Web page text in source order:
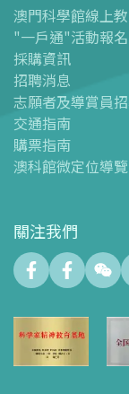
- 導覽圖
- 澳科館微定位導覽
場館設施
- 科學館兒童世界
- 展覽中心
- 天文館
- 會議中心
數字化製造實驗
- 網絡實驗室
創客空間
- 智學園地
十五號展廳
- 科創育才綜合空
澳門科學館線上
"一戶通"活動報名
採購資訊
招聘消息
志願者及導賞員
交通指南
購票指南
澳科館微定位導覽
關注我們